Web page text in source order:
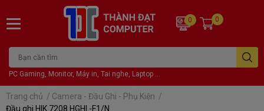
PC Gaming, Monitor, Máy in, Tai nghe, Laptop ...
0 0
Trang chủ / Camera - Đầu Ghi - Phụ Kiện /
Đầu ghi HIK 7208 HGHI -F1/N